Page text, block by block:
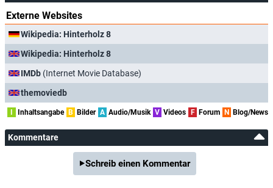
Externe Websites
Wikipedia: Hinterholz 8
Wikipedia: Hinterholz 8
IMDb (Internet Movie Database)
themoviedb
Inhaltsangabe B Bilder A Audio/Musik V Videos F Forum N Blog/News
Kommentare
Schreib einen Kommentar